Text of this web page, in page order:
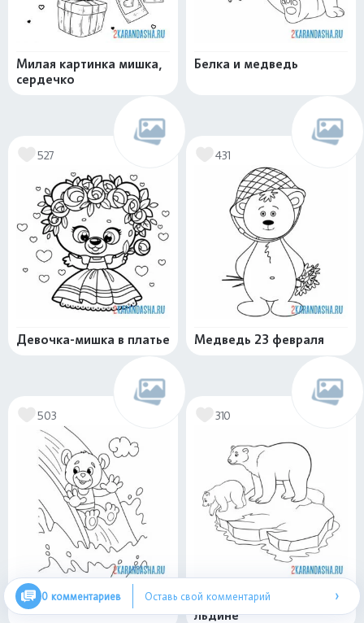
Милая картинка мишка,
сердечко
Белка и медведь
527
Девочка-мишка в платье
431
Медведь 23 февраля
503
Мишка на горке
310
Белы медведи на
льдине
0 комментариев Оставь свой комментарий ›